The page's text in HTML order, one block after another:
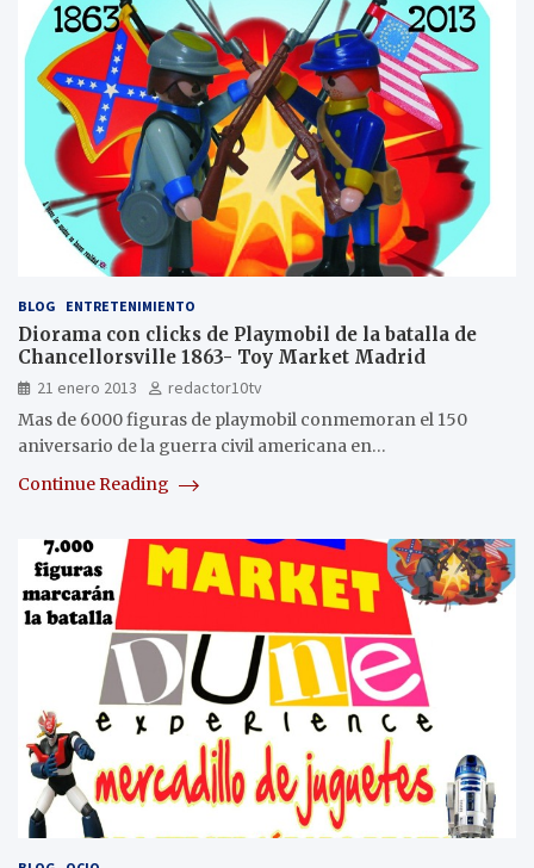
BLOG ENTRETENIMIENTO
Diorama con clicks de Playmobil de la batalla de
Chancellorsville 1863- Toy Market Madrid
21 enero 2013
redactor10tv
Mas de 6000 figuras de playmobil conmemoran el 150
aniversario de la guerra civil americana en…
Continue Reading